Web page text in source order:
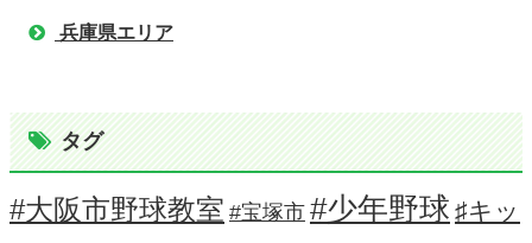
兵庫県エリア
タグ
#大阪市野球教室 #宝塚市 #少年野球 ♯キッ